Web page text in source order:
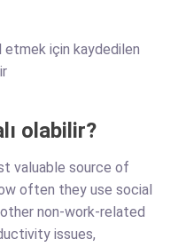
için kaydedilen
olabilir?
valuable source of
often they use social
non-work-related
issues,